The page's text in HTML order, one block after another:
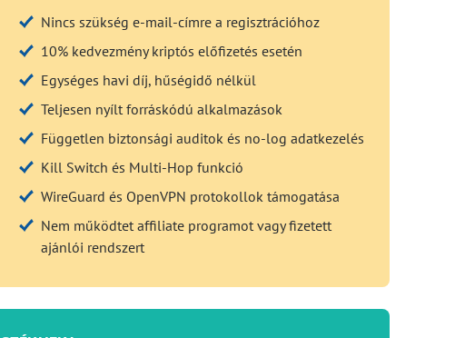
Nincs szükség e-mail-címre a regisztrációhoz
10% kedvezmény kriptós előfizetés esetén
Egységes havi díj, hűségidő nélkül
Teljesen nyílt forráskódú alkalmazások
Független biztonsági auditok és no-log adatkezelés
Kill Switch és Multi-Hop funkció
WireGuard és OpenVPN protokollok támogatása
Nem működtet affiliate programot vagy fizetett
ajánlói rendszert